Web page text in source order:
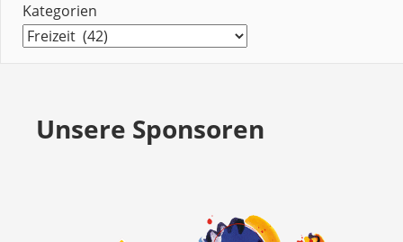
Kategorien
Unsere Sponsoren